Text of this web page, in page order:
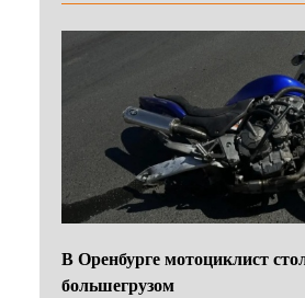
В Оренбурге мотоциклист
большегрузом